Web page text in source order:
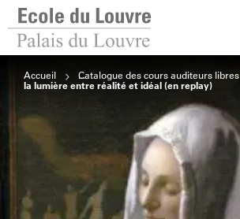
Accueil Catalogue des cours auditeurs libres
la lumière entre réalité et idéal (en replay)